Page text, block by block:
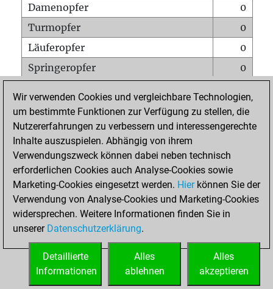
Damenopfer
0
Turmopfer
0
Läuferopfer
0
Springeropfer
0
Matt auf vollem Brett
0
Bauer setzt Matt
0
Erstickte Matts
Unterverwandlungen
Türme auf der siebten
0
STARTSEITE
Wir verwenden Cookies und vergleichbare Technologien,
um bestimmte Funktionen zur Verfügung zu stellen, die
Nutzererfahrungen zu verbessern und interessengerechte
Inhalte auszuspielen. Abhängig von ihrem
Verwendungszweck können dabei neben technisch
erforderlichen Cookies auch Analyse-Cookies sowie
Marketing-Cookies eingesetzt werden. Hierkönnen Sie der
Verwendung von Analyse-Cookies und Marketing-Cookies
widersprechen. Weitere Informationen finden Sie in
unserer Datenschutzerklärung.
Alles
akzeptieren
Alles
ablehnen
Detaillierte
Informationen